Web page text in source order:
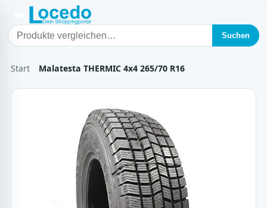
Suchen
Start Malatesta THERMIC 4x4 265/70 R16